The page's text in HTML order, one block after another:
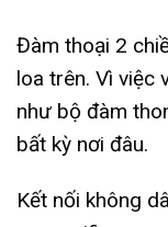
Đàm thoại 2
loa trên. Vì việc
như bộ đàm
bất kỳ nơi đâu.
Kết nối không